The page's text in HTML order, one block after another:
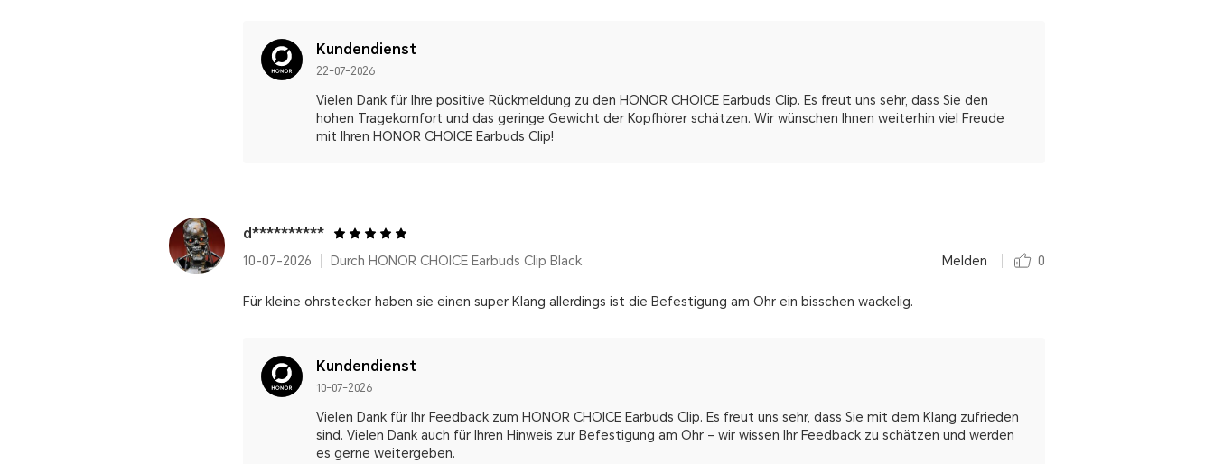
Kundendienst
22-07-2026
Vielen Dank für Ihre positive Rückmeldung zu den HONOR CHOICE Earbuds Clip. Es freut uns sehr, dass Sie den
hohen Tragekomfort und das geringe Gewicht der Kopfhörer schätzen. Wir wünschen Ihnen weiterhin viel Freude
mit Ihren HONOR CHOICE Earbuds Clip!
d**********
10-07-2026 Durch HONOR CHOICE Earbuds Clip Black Melden 0
Für kleine ohrstecker haben sie einen super Klang allerdings ist die Befestigung am Ohr ein bisschen wackelig.
Kundendienst
10-07-2026
Vielen Dank für Ihr Feedback zum HONOR CHOICE Earbuds Clip. Es freut uns sehr, dass Sie mit dem Klang zufrieden
sind. Vielen Dank auch für Ihren Hinweis zur Befestigung am Ohr – wir wissen Ihr Feedback zu schätzen und werden
es gerne weitergeben.